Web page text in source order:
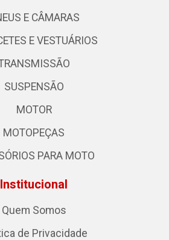
E CÂMARAS
E VESTUÁRIOS
SUSPENSÃO
MOTOR
MOTOPEÇAS
PARA MOTO
Institucional
Quem Somos
de Privacidade